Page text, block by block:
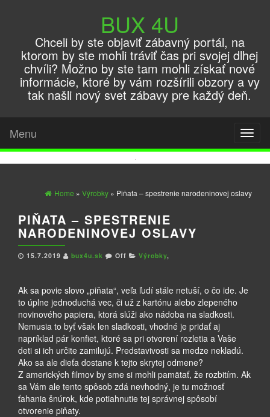
BUX 4U
Chceli by ste objaviť zábavný portál, na
ktorom by ste mohli tráviť čas pri svojej dlhej
chvíli? Možno by ste tam mohli získať nové
informácie, ktoré by vám rozšírili obzory a vy
tak našli nový svet zábavy pre každý deň.
Menu
Home » Výrobky » Piňata – spestrenie narodeninovej oslavy
PIŇATA – SPESTRENIE
NARODENINOVEJ OSLAVY
15.7.2019 bux4u.sk Off Výrobky,
Ak sa povie slovo „piňata“, veľa ľudí stále netuší, o čo ide. Je
to úplne jednoduchá vec, či už z kartónu alebo zlepeného
novinového papiera, ktorá slúži ako nádoba na sladkosti.
Nemusia to byť však len sladkosti, vhodné je pridať aj
napríklad pár konfiet, ktoré sa pri otvorení rozletia a Vaše
deti si ich určite zamilujú. Predstavivosti sa medze nekladú.
Ako sa ale dieťa dostane k tejto skrytej odmene?
Z amerických filmov by sme si mohli pamätať, že rozbitím. Ak
sa Vám ale tento spôsob zdá nevhodný, je tu možnosť
ťahania šnúrok, kde potiahnutie tej správnej spôsobí
otvorenie piňaty.